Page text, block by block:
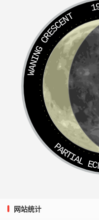
WANING CRESCENT
PARTIAL
网站统计